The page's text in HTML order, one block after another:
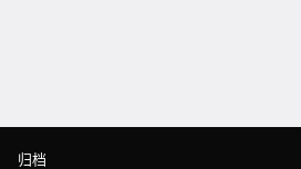
归档